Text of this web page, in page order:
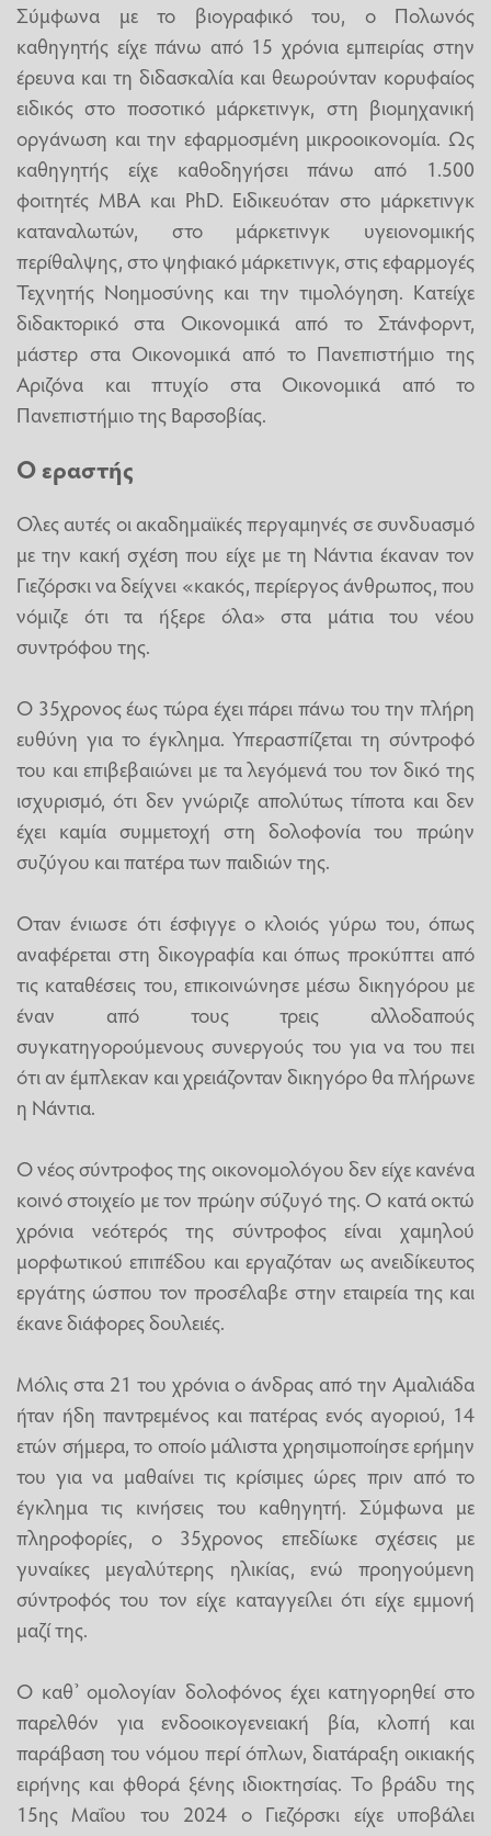
Σύμφωνα με το βιογραφικό του, ο Πολωνός
καθηγητής είχε πάνω από 15 χρόνια εμπειρίας στην
έρευνα και τη διδασκαλία και θεωρούνταν κορυφαίος
ειδικός στο ποσοτικό μάρκετινγκ, στη βιομηχανική
οργάνωση και την εφαρμοσμένη μικροοικονομία. Ως
καθηγητής είχε καθοδηγήσει πάνω από 1.500
φοιτητές MBA και PhD. Ειδικευόταν στο μάρκετινγκ
καταναλωτών, στο μάρκετινγκ υγειονομικής
περίθαλψης, στο ψηφιακό μάρκετινγκ, στις εφαρμογές
Τεχνητής Νοημοσύνης και την τιμολόγηση. Κατείχε
διδακτορικό στα Οικονομικά από το Στάνφορντ,
μάστερ στα Οικονομικά από το Πανεπιστήμιο της
Αριζόνα και πτυχίο στα Οικονομικά από το
Πανεπιστήμιο της Βαρσοβίας.
Ο εραστής
Ολες αυτές οι ακαδημαϊκές περγαμηνές σε συνδυασμό
με την κακή σχέση που είχε με τη Νάντια έκαναν τον
Γιεζόρσκι να δείχνει «κακός, περίεργος άνθρωπος, που
νόμιζε ότι τα ήξερε όλα» στα μάτια του νέου
συντρόφου της.
Ο 35χρονος έως τώρα έχει πάρει πάνω του την πλήρη
ευθύνη για το έγκλημα. Υπερασπίζεται τη σύντροφό
του και επιβεβαιώνει με τα λεγόμενά του τον δικό της
ισχυρισμό, ότι δεν γνώριζε απολύτως τίποτα και δεν
έχει καμία συμμετοχή στη δολοφονία του πρώην
συζύγου και πατέρα των παιδιών της.
Οταν ένιωσε ότι έσφιγγε ο κλοιός γύρω του, όπως
αναφέρεται στη δικογραφία και όπως προκύπτει από
τις καταθέσεις του, επικοινώνησε μέσω δικηγόρου με
έναν από τους τρεις αλλοδαπούς
συγκατηγορούμενους συνεργούς του για να του πει
ότι αν έμπλεκαν και χρειάζονταν δικηγόρο θα πλήρωνε
η Νάντια.
Ο νέος σύντροφος της οικονομολόγου δεν είχε κανένα
κοινό στοιχείο με τον πρώην σύζυγό της. Ο κατά οκτώ
χρόνια νεότερός της σύντροφος είναι χαμηλού
μορφωτικού επιπέδου και εργαζόταν ως ανειδίκευτος
εργάτης ώσπου τον προσέλαβε στην εταιρεία της και
έκανε διάφορες δουλειές.
Μόλις στα 21 του χρόνια ο άνδρας από την Αμαλιάδα
ήταν ήδη παντρεμένος και πατέρας ενός αγοριού, 14
ετών σήμερα, το οποίο μάλιστα χρησιμοποίησε ερήμην
του για να μαθαίνει τις κρίσιμες ώρες πριν από το
έγκλημα τις κινήσεις του καθηγητή. Σύμφωνα με
πληροφορίες, ο 35χρονος επεδίωκε σχέσεις με
γυναίκες μεγαλύτερης ηλικίας, ενώ προηγούμενη
σύντροφός του τον είχε καταγγείλει ότι είχε εμμονή
μαζί της.
Ο καθ’ ομολογίαν δολοφόνος έχει κατηγορηθεί στο
παρελθόν για ενδοοικογενειακή βία, κλοπή και
παράβαση του νόμου περί όπλων, διατάραξη οικιακής
ειρήνης και φθορά ξένης ιδιοκτησίας. Το βράδυ της
15ης Μαΐου του 2024 ο Γιεζόρσκι είχε υποβάλει